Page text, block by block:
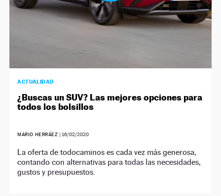
ACTUALIDAD
¿Buscas un SUV? Las mejores opciones para
todos los bolsillos
MARIO HERRÁEZ | 16/02/2020
La oferta de todocaminos es cada vez más generosa,
contando con alternativas para todas las necesidades,
gustos y presupuestos.